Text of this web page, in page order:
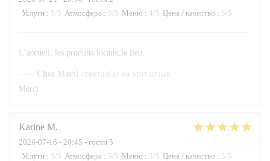
Услуги : 5/5 Атмосфера : 5/5 Меню : 4/5 Цена / качество : 5/5
L’accueil, les produits locaux,le lieu,
Chez Marti ответил(а) на этот отзыв
Merci
Karine M
2026-07-16 - 20:45 - гости 5
Услуги : 5/5 Атмосфера : 5/5 Меню : 5/5 Цена / качество : 5/5